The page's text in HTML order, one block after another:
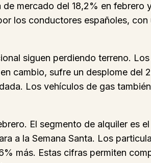
mercado del 18,2% en
los conductores españoles,
siguen perdiendo terreno.
cambio, sufre un desplome
Los vehículos de gas
El segmento de alquiler es
a la Semana Santa. Los
más. Estas cifras permiten